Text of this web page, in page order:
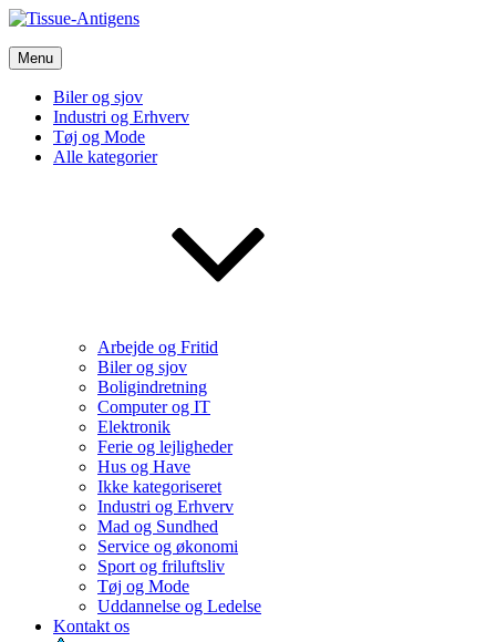
Skip
content
Tissue-Antigens
Vi bruger de bedste nyheder fra tech verdenen og meget mere
Menu
Biler og sjov
Industri og Erhverv
Tøj og Mode
Alle kategorier
Arbejde og Fritid
Biler og sjov
Boligindretning
Computer og IT
Elektronik
Ferie og lejligheder
Hus og Have
Ikke kategoriseret
Industri og Erhverv
Mad og Sundhed
Service og økonomi
Sport og friluftsliv
Tøj og Mode
Uddannelse og Ledelse
Kontakt os